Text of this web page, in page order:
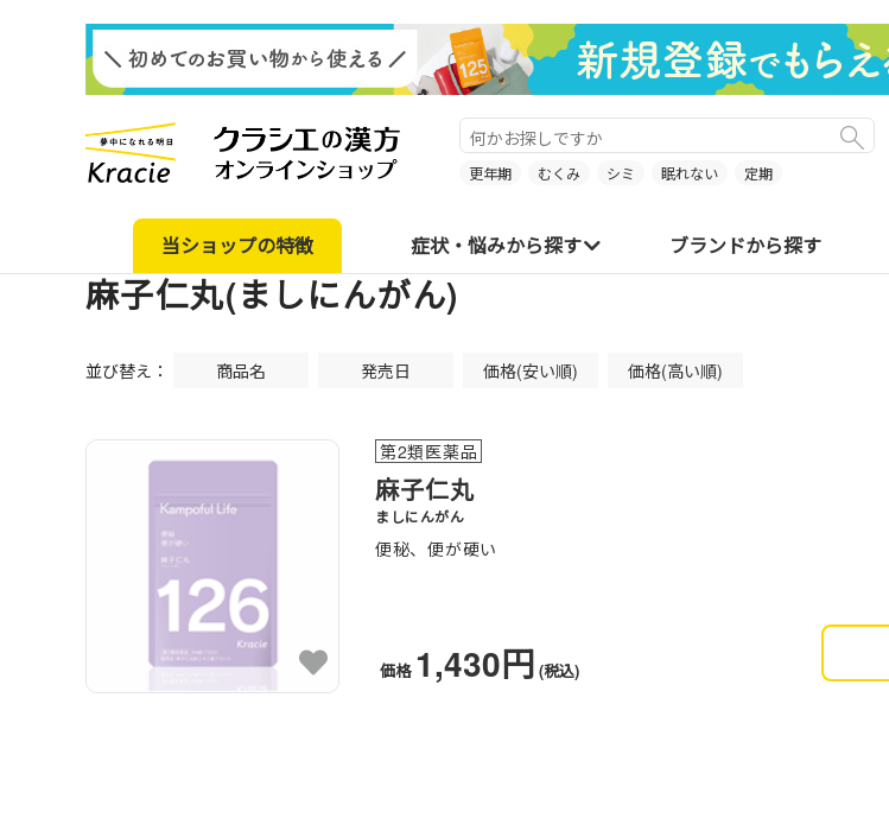
更年期 むくみ シミ 眠れない 定期
当ショップの特徴 症状・悩みから探す ブランドから探す
麻子仁丸(ましにんがん)
並び替え： 商品名 発売日 価格(安い順) 価格(高い順)
第2類医薬品
麻子仁丸
ましにんがん
便秘、便が硬い
価格 1,430円 (税込)